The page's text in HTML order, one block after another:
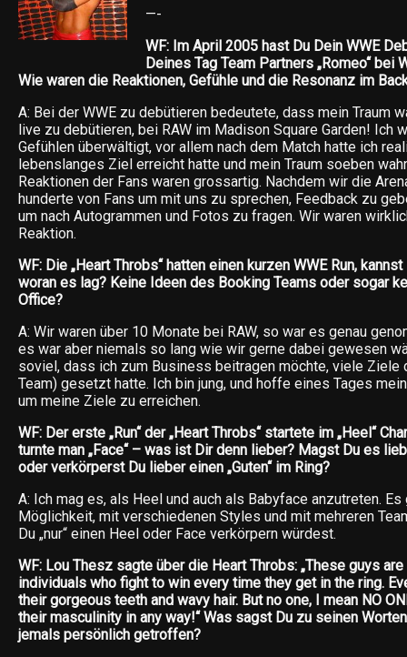
—-
WF: Im April 2005 hast Du Dein WWE
Deines Tag Team Partners „Romeo“ bei
Wie waren die Reaktionen, Gefühle und die Resonanz im
A: Bei der WWE zu debütieren bedeutete, dass mein Traum
live zu debütieren, bei RAW im Madison Square Garden! Ich
Gefühlen überwältigt, vor allem nach dem Match hatte ich
lebenslanges Ziel erreicht hatte und mein Traum soeben
Reaktionen der Fans waren grossartig. Nachdem wir die
hunderte von Fans um mit uns zu sprechen, Feedback zu
um nach Autogrammen und Fotos zu fragen. Wir waren
Reaktion.
WF: Die „Heart Throbs“ hatten einen kurzen WWE Run,
woran es lag? Keine Ideen des Booking Teams oder sogar
Office?
A: Wir waren über 10 Monate bei RAW, so war es genau
es war aber niemals so lang wie wir gerne dabei gewesen
soviel, dass ich zum Business beitragen möchte, viele Ziele
Team) gesetzt hatte. Ich bin jung, und hoffe eines Tages
um meine Ziele zu erreichen.
WF: Der erste „Run“ der „Heart Throbs“ startete im „Heel“
turnte man „Face“ – was ist Dir denn lieber? Magst Du es
oder verkörperst Du lieber einen „Guten“ im Ring?
A: Ich mag es, als Heel und auch als Babyface anzutreten.
Möglichkeit, mit verschiedenen Styles und mit mehreren
Du „nur“ einen Heel oder Face verkörpern würdest.
WF: Lou Thesz sagte über die Heart Throbs: „These guys
individuals who fight to win every time they get in the ring.
their gorgeous teeth and wavy hair. But no one, I mean NO
their masculinity in any way!“ Was sagst Du zu seinen
jemals persönlich getroffen?